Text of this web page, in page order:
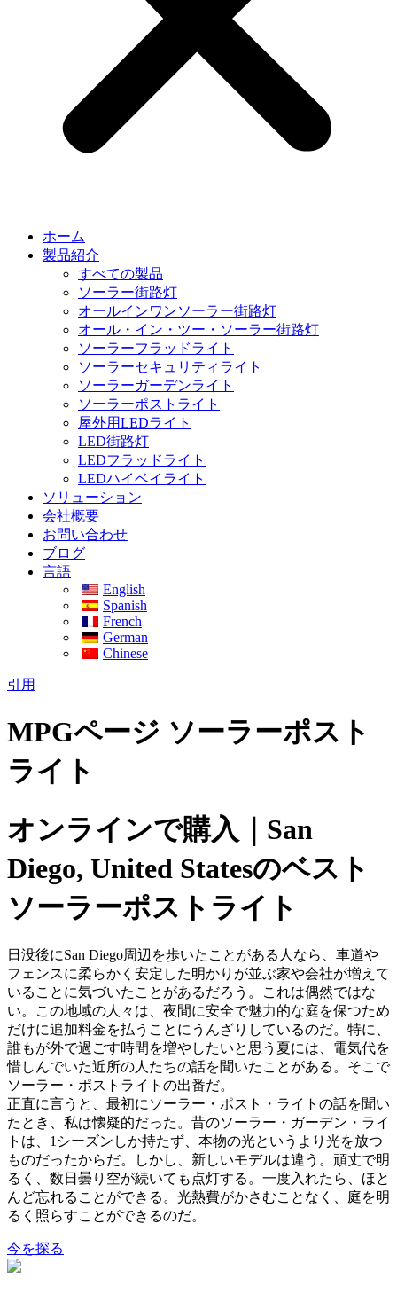
ホーム
製品紹介
すべての製品
ソーラー街路灯
オールインワンソーラー街路灯
オール・イン・ツー・ソーラー街路灯
ソーラーフラッドライト
ソーラーセキュリティライト
ソーラーガーデンライト
ソーラーポストライト
屋外用LEDライト
LED街路灯
LEDフラッドライト
LEDハイベイライト
ソリューション
会社概要
お問い合わせ
ブログ
言語
English
Spanish
French
German
Chinese
引用
MPGページ ソーラーポスト
ライト
オンラインで購入｜San
Diego, United Statesのベスト
ソーラーポストライト
日没後にSan Diego周辺を歩いたことがある人なら、車道や
フェンスに柔らかく安定した明かりが並ぶ家や会社が増えて
いることに気づいたことがあるだろう。これは偶然ではな
い。この地域の人々は、夜間に安全で魅力的な庭を保つため
だけに追加料金を払うことにうんざりしているのだ。特に、
誰もが外で過ごす時間を増やしたいと思う夏には、電気代を
惜しんでいた近所の人たちの話を聞いたことがある。そこで
ソーラー・ポストライトの出番だ。
正直に言うと、最初にソーラー・ポスト・ライトの話を聞い
たとき、私は懐疑的だった。昔のソーラー・ガーデン・ライ
トは、1シーズンしか持たず、本物の光というより光を放つ
ものだったからだ。しかし、新しいモデルは違う。頑丈で明
るく、数日曇り空が続いても点灯する。一度入れたら、ほと
んど忘れることができる。光熱費がかさむことなく、庭を明
るく照らすことができるのだ。
今を探る